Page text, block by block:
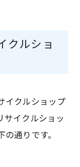
クルショ
イクルショップ
イクルショッ
通りです。